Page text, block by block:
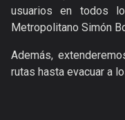
usuarios en todos
Metropolitano Simón
Además,
rutas hasta evacuar a